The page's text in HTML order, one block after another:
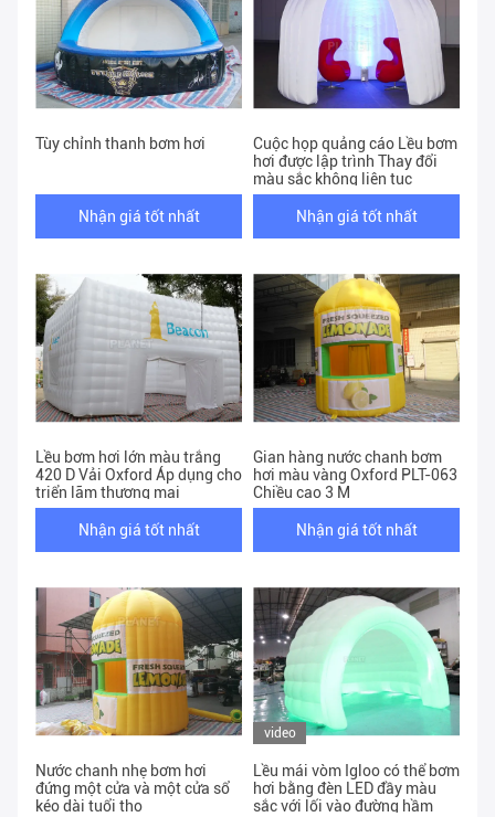
Tùy chỉnh thanh bơm hơi
Nhận giá tốt nhất
Cuộc họp quảng cáo Lều bơm
hơi được lập trình Thay đổi
màu sắc không liên tục
Nhận giá tốt nhất
Lều bơm hơi lớn màu trắng
420 D Vải Oxford Áp dụng cho
triển lãm thương mại
Nhận giá tốt nhất
Gian hàng nước chanh bơm
hơi màu vàng Oxford PLT-063
Chiều cao 3 M
Nhận giá tốt nhất
Nước chanh nhẹ bơm hơi
đứng một cửa và một cửa sổ
kéo dài tuổi thọ
video
Lều mái vòm Igloo có thể bơm
hơi bằng đèn LED đầy màu
sắc với lối vào đường hầm